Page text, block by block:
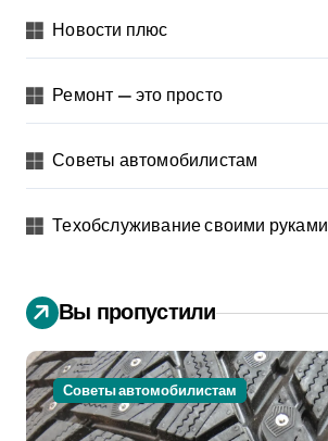
Новости плюс
Ремонт — это просто
Советы автомобилистам
Техобслуживание своими руками
Вы пропустили
Советы автомобилистам